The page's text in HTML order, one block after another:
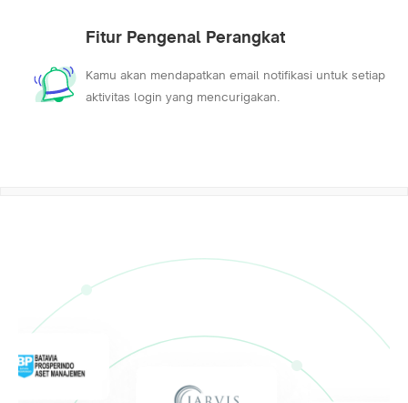
Fitur Pengenal Perangkat
Kamu akan mendapatkan email notifikasi untuk setiap
aktivitas login yang mencurigakan.